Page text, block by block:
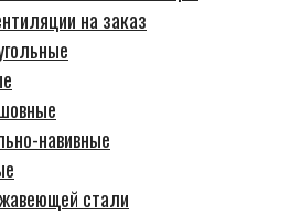
на заказ
навивные
стали